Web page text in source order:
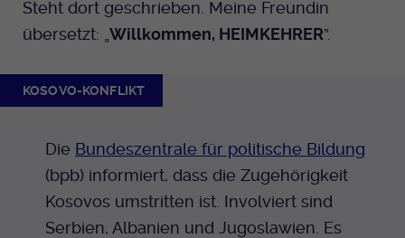
Steht dort geschrieben. Meine Freundin
übersetzt: „ Willkommen, HEIMKEHRER”.
KOSOVO-KONFLIKT
Die Bundeszentrale für politische Bildung
(bpb) informiert, dass die Zugehörigkeit
Kosovos umstritten ist. Involviert sind
Serbien, Albanien und Jugoslawien. Es